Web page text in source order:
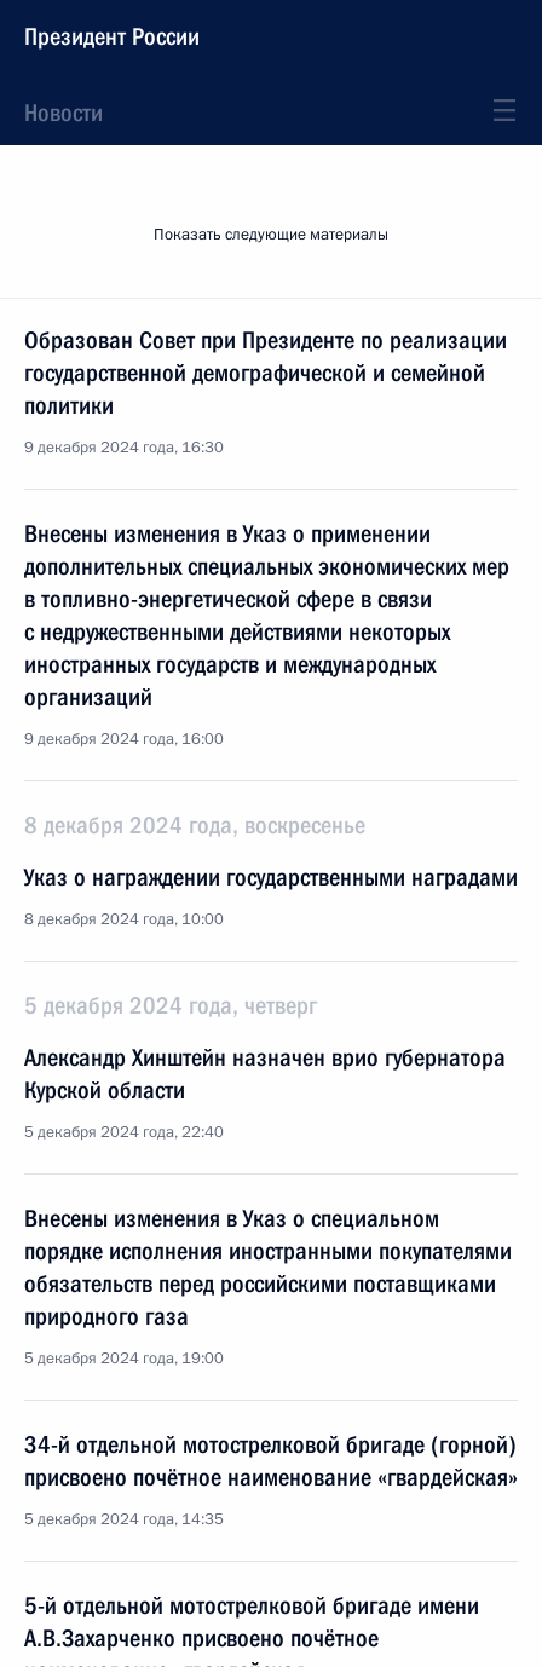
Президент России
Новости
Показать следующие материалы
Образован Совет при Президенте по реализации
государственной демографической и семейной
политики
9 декабря 2024 года, 16:30
Внесены изменения в Указ о применении
дополнительных специальных экономических мер
в топливно-энергетической сфере в связи
с недружественными действиями некоторых
иностранных государств и международных
организаций
9 декабря 2024 года, 16:00
8 декабря 2024 года, воскресенье
Указ о награждении государственными наградами
8 декабря 2024 года, 10:00
5 декабря 2024 года, четверг
Александр Хинштейн назначен врио губернатора
Курской области
5 декабря 2024 года, 22:40
Внесены изменения в Указ о специальном
порядке исполнения иностранными покупателями
обязательств перед российскими поставщиками
природного газа
5 декабря 2024 года, 19:00
34-й отдельной мотострелковой бригаде (горной)
присвоено почётное наименование «гвардейская»
5 декабря 2024 года, 14:35
5-й отдельной мотострелковой бригаде имени
А.В.Захарченко присвоено почётное